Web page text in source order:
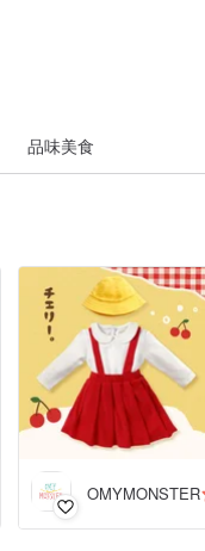
品味美食
OMYMONSTER